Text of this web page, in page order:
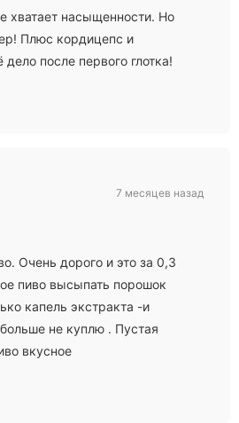
хватает насыщенности. Но
Плюс кордицепс и
после первого глотка!
Очень дорого и это за 0,3
пиво высыпать порошок
капель экстракта -и
больше не куплю . Пустая
вкусное
7 месяцев назад